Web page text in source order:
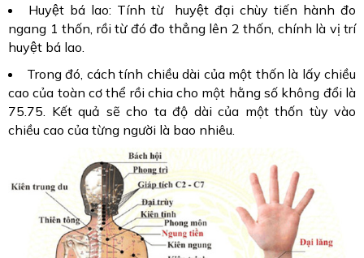
Huyệt bá lao: Tính từ huyệt đại chùy tiến hành đo
ngang 1 thốn, rồi từ đó đo thẳng lên 2 thốn, chính là vị trí
huyệt bá lao.
Trong đó, cách tính chiều dài của một thốn là lấy chiều
cao của toàn cơ thể rồi chia cho một hằng số không đổi là
75.75. Kết quả sẽ cho ta độ dài của một thốn tùy vào
chiều cao của từng người là bao nhiêu.